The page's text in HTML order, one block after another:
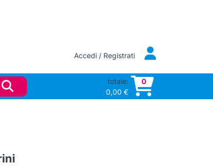
Accedi / Registrati
totale:
0,00 €
0